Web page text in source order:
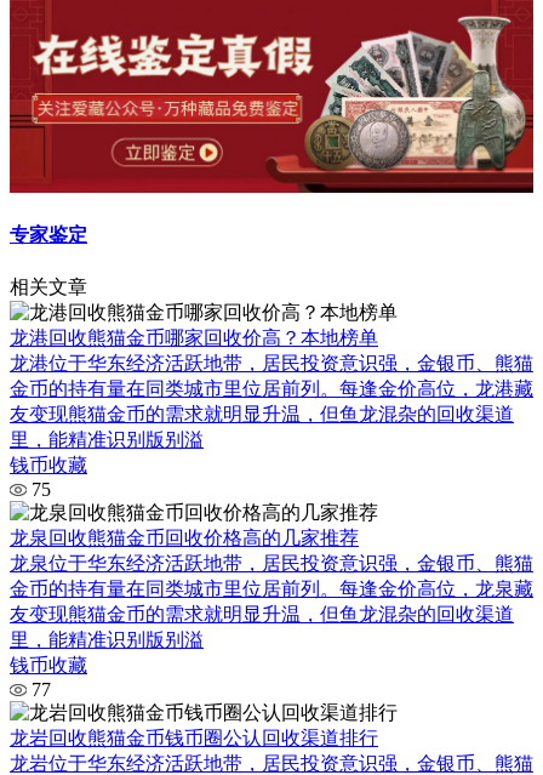
专家鉴定
相关文章
龙港回收熊猫金币哪家回收价高？本地榜单
龙港位于华东经济活跃地带，居民投资意识强，金银币、熊猫
金币的持有量在同类城市里位居前列。每逢金价高位，龙港藏
友变现熊猫金币的需求就明显升温，但鱼龙混杂的回收渠道
里，能精准识别版别溢
钱币收藏
75
龙泉回收熊猫金币回收价格高的几家推荐
龙泉位于华东经济活跃地带，居民投资意识强，金银币、熊猫
金币的持有量在同类城市里位居前列。每逢金价高位，龙泉藏
友变现熊猫金币的需求就明显升温，但鱼龙混杂的回收渠道
里，能精准识别版别溢
钱币收藏
77
龙岩回收熊猫金币钱币圈公认回收渠道排行
龙岩位于华东经济活跃地带，居民投资意识强，金银币、熊猫